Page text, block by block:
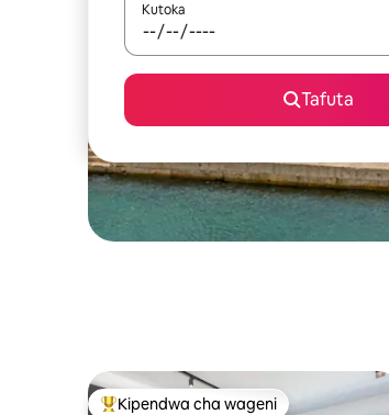
Kutoka
Tafuta
Kipendwa cha wageni